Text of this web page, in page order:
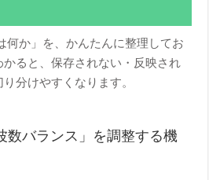
何か」を、かんたんに整理してお
ると、保存されない・反映され
分けやすくなります。
数バランス」を調整する機